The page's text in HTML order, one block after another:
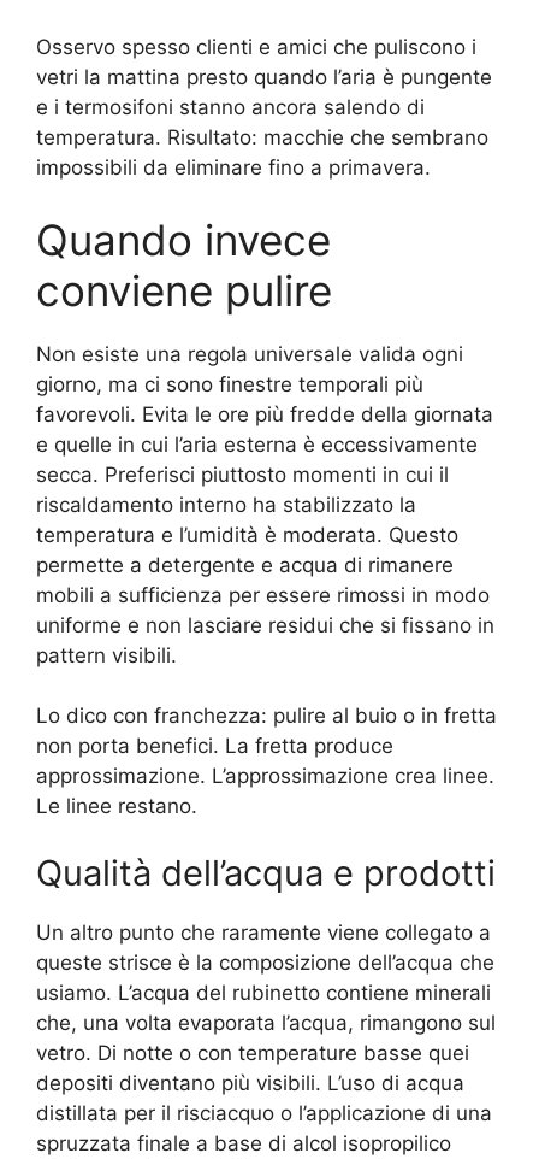
Osservo spesso clienti e amici che puliscono i
vetri la mattina presto quando l’aria è pungente
e i termosifoni stanno ancora salendo di
temperatura. Risultato: macchie che sembrano
impossibili da eliminare fino a primavera.
Quando invece
conviene pulire
Non esiste una regola universale valida ogni
giorno, ma ci sono finestre temporali più
favorevoli. Evita le ore più fredde della giornata
e quelle in cui l’aria esterna è eccessivamente
secca. Preferisci piuttosto momenti in cui il
riscaldamento interno ha stabilizzato la
temperatura e l’umidità è moderata. Questo
permette a detergente e acqua di rimanere
mobili a sufficienza per essere rimossi in modo
uniforme e non lasciare residui che si fissano in
pattern visibili.
Lo dico con franchezza: pulire al buio o in fretta
non porta benefici. La fretta produce
approssimazione. L’approssimazione crea linee.
Le linee restano.
Qualità dell’acqua e prodotti
Un altro punto che raramente viene collegato a
queste strisce è la composizione dell’acqua che
usiamo. L’acqua del rubinetto contiene minerali
che, una volta evaporata l’acqua, rimangono sul
vetro. Di notte o con temperature basse quei
depositi diventano più visibili. L’uso di acqua
distillata per il risciacquo o l’applicazione di una
spruzzata finale a base di alcol isopropilico